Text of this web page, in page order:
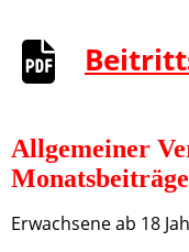
Allgemeiner
Erwachsene ab 18